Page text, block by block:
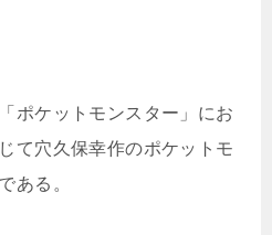
ポケットモンスター」にお
て穴久保幸作のポケットモ
ある。